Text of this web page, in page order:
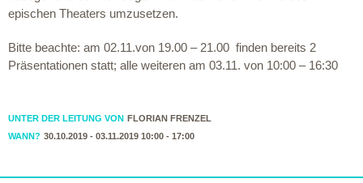
epischen Theaters umzusetzen.
Bitte beachte: am 02.11.von 19.00 – 21.00 finden bereits 2
Präsentationen statt; alle weiteren am 03.11. von 10:00 – 16:30
UNTER DER LEITUNG VON FLORIAN FRENZEL
WANN? 30.10.2019 - 03.11.2019 10:00 - 17:00